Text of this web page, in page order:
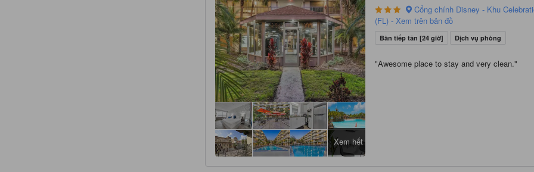
Xem hết
Cổng chính Disney - Khu
(FL) - Xem trên bản đồ
Bàn tiếp tân [24 giờ] Dịch vụ phòng
"Awesome place to stay and very clean."